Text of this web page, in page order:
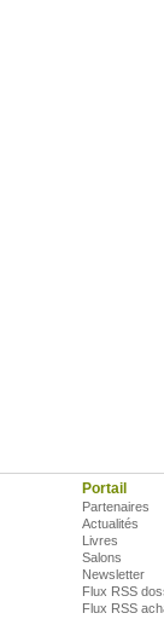
Portail
Partenaires
Actualités
Livres
Salons
Newsletter
Flux RSS
Flux RSS